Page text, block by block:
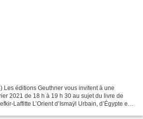
Les éditions Geuthner vous invitent à une
2021 de 18 h à 19 h 30 au sujet du livre de
Laffitte L’Orient d’Ismaÿl Urbain, d’Égypte en